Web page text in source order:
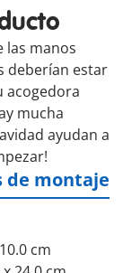
las manos
deberían estar
acogedora
mucha
ayudan a
de montaje
cm